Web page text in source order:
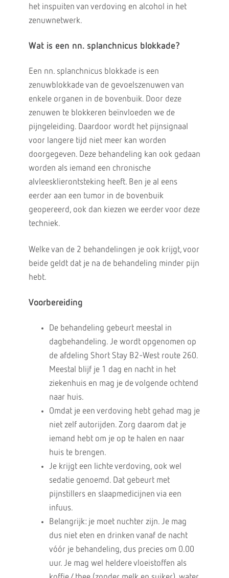
het inspuiten van verdoving en alcohol in het
zenuwnetwerk.
Wat is een nn. splanchnicus blokkade?
Een nn. splanchnicus blokkade is een
zenuwblokkade van de gevoelszenuwen van
enkele organen in de bovenbuik. Door deze
zenuwen te blokkeren beïnvloeden we de
pijngeleiding. Daardoor wordt het pijnsignaal
voor langere tijd niet meer kan worden
doorgegeven. Deze behandeling kan ook gedaan
worden als iemand een chronische
alvleesklierontsteking heeft. Ben je al eens
eerder aan een tumor in de bovenbuik
geopereerd, ook dan kiezen we eerder voor deze
techniek.
Welke van de 2 behandelingen je ook krijgt, voor
beide geldt dat je na de behandeling minder pijn
hebt.
Voorbereiding
De behandeling gebeurt meestal in
dagbehandeling. Je wordt opgenomen op
de afdeling Short Stay B2-West route 260.
Meestal blijf je 1 dag en nacht in het
ziekenhuis en mag je de volgende ochtend
naar huis.
Omdat je een verdoving hebt gehad mag je
niet zelf autorijden. Zorg daarom dat je
iemand hebt om je op te halen en naar
huis te brengen.
Je krijgt een lichte verdoving, ook wel
sedatie genoemd. Dat gebeurt met
pijnstillers en slaapmedicijnen via een
infuus.
Belangrijk: je moet nuchter zijn. Je mag
dus niet eten en drinken vanaf de nacht
vóór je behandeling, dus precies om 0.00
uur. Je mag wel heldere vloeistoffen als